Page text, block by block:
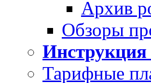
Архив
Обзоры
Тарифные